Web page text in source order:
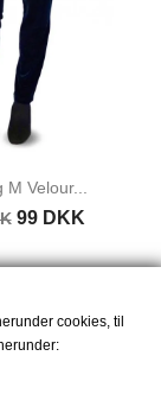
M Velour...
99 DKK
cookies, til